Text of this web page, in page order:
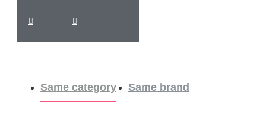
Same category Same brand